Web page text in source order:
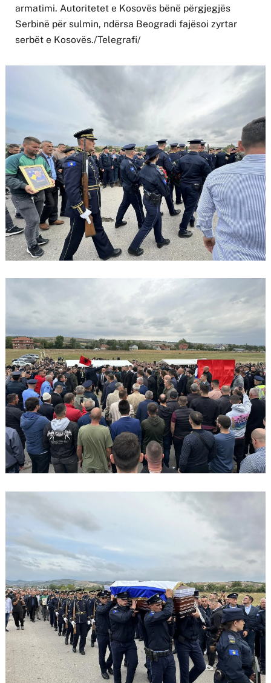
armatimi. Autoritetet e Kosovës bënë përgjegjës
Serbinë për sulmin, ndërsa Beogradi fajësoi zyrtar
serbët e Kosovës./Telegrafi/